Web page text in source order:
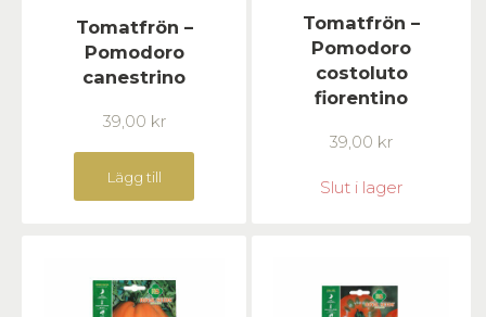
Tomatfrön –
Pomodoro
canestrino
39,00 kr
Lägg till
Tomatfrön –
Pomodoro
costoluto
fiorentino
39,00 kr
Slut i lager